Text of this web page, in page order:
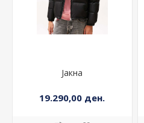
Јакна
19.290,00 ден.